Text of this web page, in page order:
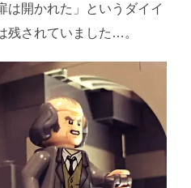
は開かれた」というダイイ
残されていました…。